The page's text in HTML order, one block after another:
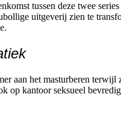
tussen deze twee
uitgeverij zien te
aan het masturberen
op kantoor seksueel